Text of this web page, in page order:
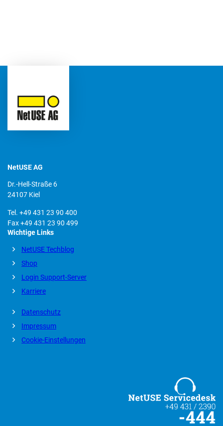
NetUSE AG
Dr.-Hell-Straße 6
24107 Kiel
Tel. +49 431 23 90 400
Fax +49 431 23 90 499
Wichtige Links
NetUSE Techblog
Shop
Login Support-Server
Karriere
Datenschutz
Impressum
Cookie-Einstellungen